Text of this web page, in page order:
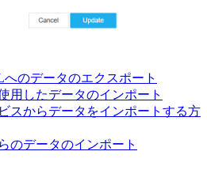
へのデータのエクスポート
用したデータのインポート
スからデータをインポートする方
のデータのインポート